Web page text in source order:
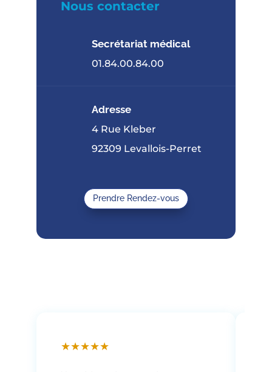
Nous contacter
Secrétariat médical
01.84.00.84.00
Adresse
4 Rue Kleber
92309 Levallois-Perret
Prendre Rendez-vous
★★★★★